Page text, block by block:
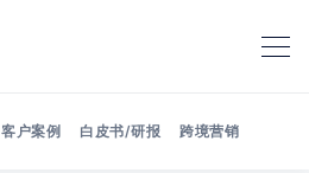
客户案例 白皮书/研报 跨境营销